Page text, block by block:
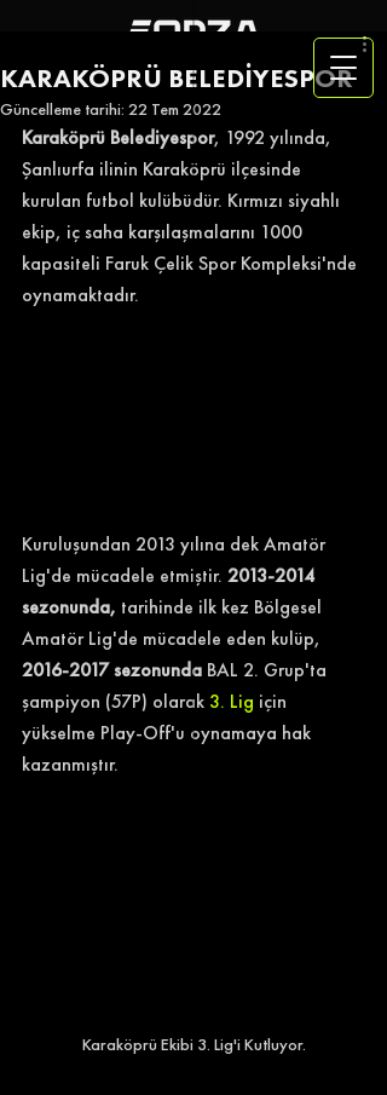
KARAKÖPRÜ BELEDİYESPOR
Güncelleme tarihi: 22 Tem 2022
Karaköprü Belediyespor, 1992 yılında,
Şanlıurfa ilinin Karaköprü ilçesinde
kurulan futbol kulübüdür. Kırmızı siyahlı
ekip, iç saha karşılaşmalarını 1000
kapasiteli Faruk Çelik Spor Kompleksi'nde
oynamaktadır.
Kuruluşundan 2013 yılına dek Amatör
Lig'de mücadele etmiştir. 2013-2014
sezonunda, tarihinde ilk kez Bölgesel
Amatör Lig'de mücadele eden kulüp,
2016-2017 sezonunda BAL 2. Grup'ta
şampiyon (57P) olarak 3. Lig için
yükselme Play-Off'u oynamaya hak
kazanmıştır.
Karaköprü Ekibi 3. Lig'i Kutluyor.